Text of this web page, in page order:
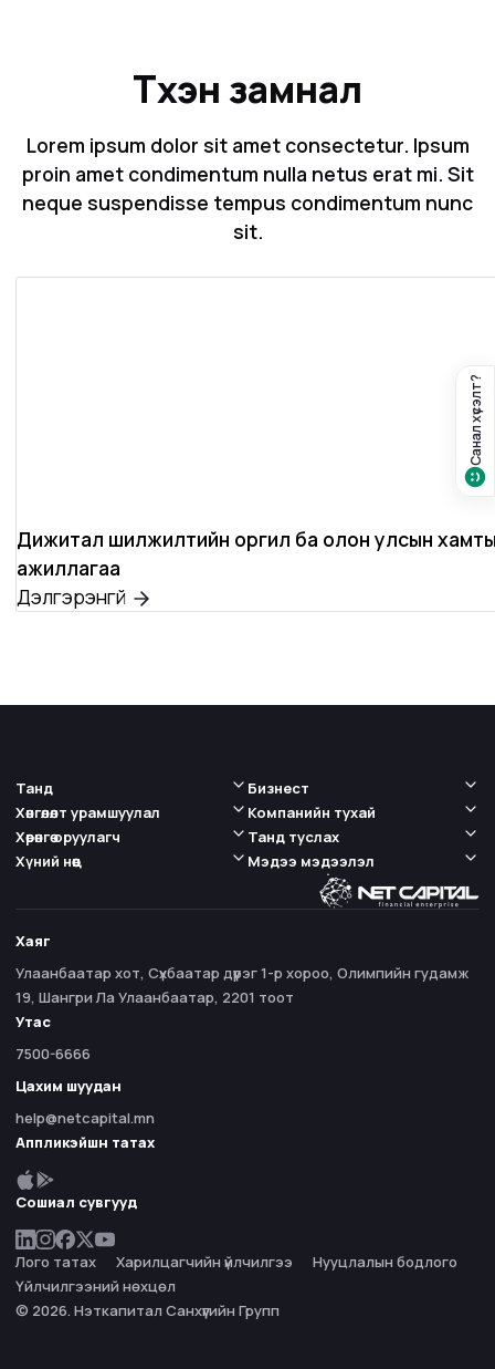
Санал хүсэлт?
Түүхэн замнал
Lorem ipsum dolor sit amet consectetur. Ipsum
proin amet condimentum nulla netus erat mi. Sit
neque suspendisse tempus condimentum nunc
sit.
Дижитал шилжилтийн оргил ба олон улсын
ажиллагаа
Дэлгэрэнгүй
Танд
Хөнгөлөлт урамшуулал
Бизнест
Компанийн тухай
Хөрөнгө оруулагч
Хүний нөөц
Танд туслах
Мэдээ мэдээлэл
Хаяг
Улаанбаатар хот, Сүхбаатар дүүрэг 1-р хороо, Олимпийн гудамж
19, Шангри Ла Улаанбаатар, 2201 тоот
Утас
7500-6666
Цахим шуудан
help@netcapital.mn
Аппликэйшн татах
Сошиал сувгууд
Лого татах Харилцагчийн үйлчилгээ
Нууцлалын бодлого
Үйлчилгээний нөхцөл
© 2026. Нэткапитал Санхүүгийн Групп